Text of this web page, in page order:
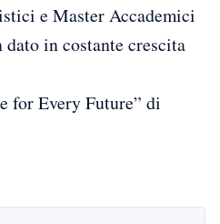
e Master Accademici
in costante crescita
for Every Future” di